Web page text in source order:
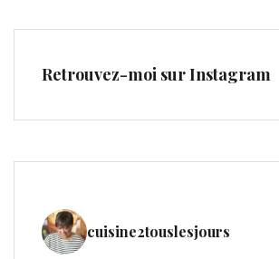
Retrouvez-moi sur Instagram
cuisine2touslesjours